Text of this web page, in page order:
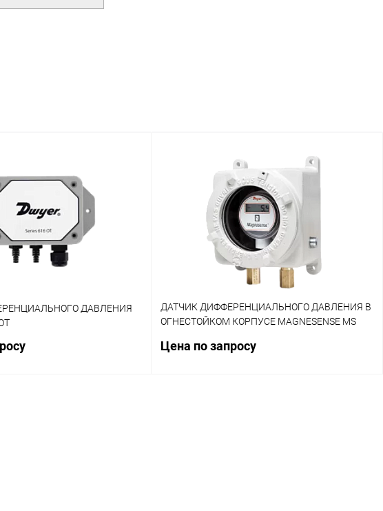
ДАВЛЕНИЯ
ДАТЧИК ДИФФЕРЕНЦИАЛЬНОГО ДАВЛЕНИЯ В
ОГНЕСТОЙКОМ КОРПУСЕ MAGNESENSE MS
Цена по запросу